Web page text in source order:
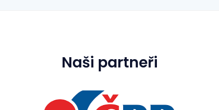
Naši partneři